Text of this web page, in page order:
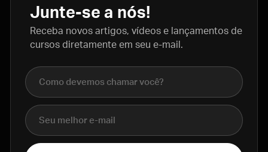
Junte-se a nós!
Receba novos artigos, vídeos e lançamentos de
cursos diretamente em seu e-mail.
Nome completo
E-mail